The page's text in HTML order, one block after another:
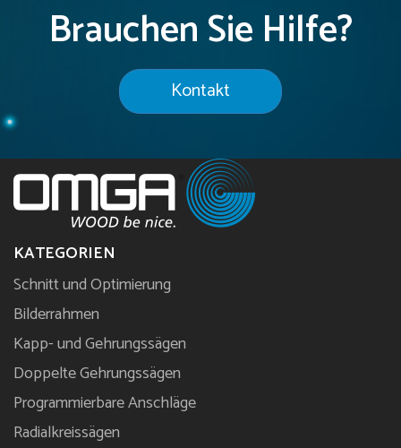
Brauchen Sie Hilfe?
Kontakt
KATEGORIEN
Schnitt und Optimierung
Bilderrahmen
Kapp- und Gehrungssägen
Doppelte Gehrungssägen
Programmierbare Anschläge
Radialkreissägen